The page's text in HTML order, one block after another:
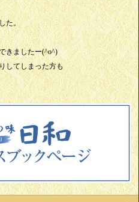
た。
きましたー(^o^)
してしまった方も